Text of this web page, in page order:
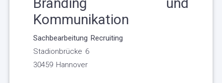
Branding und
Kommunikation
Sachbearbeitung Recruiting
Stadionbrücke 6
30459 Hannover